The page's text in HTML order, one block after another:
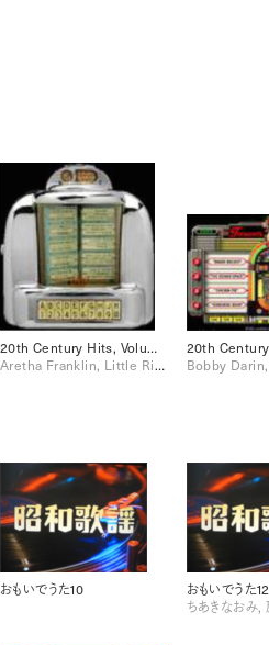
20th Century Hits, Volume Two [Disc 1]
Aretha Franklin, Little Richard
おもいでうた10
おもいでうた12